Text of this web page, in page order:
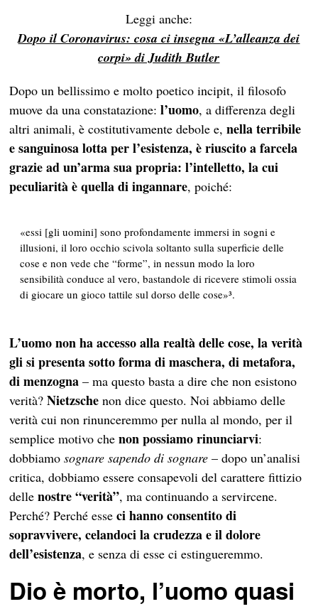
Leggi anche:
Dopo il Coronavirus: cosa ci insegna «L’alleanza dei
corpi» di Judith Butler
Dopo un bellissimo e molto poetico incipit, il filosofo
muove da una constatazione:l’uomo, a differenza degli
altri animali, è costitutivamente debole e,nella terribile
e sanguinosa lotta per l’esistenza, è riuscito a farcela
grazie ad un’arma sua propria: l’intelletto, la cui
peculiarità è quella di ingannare, poiché:
«essi [gli uomini] sono profondamente immersi in sogni e
illusioni, il loro occhio scivola soltanto sulla superficie delle
cose e non vede che “forme”, in nessun modo la loro
sensibilità conduce al vero, bastandole di ricevere stimoli ossia
di giocare un gioco tattile sul dorso delle cose»³.
L’uomo non ha accesso alla realtà delle cose, la verità
gli si presenta sotto forma di maschera, di metafora,
di menzogna – ma questo basta a dire che non esistono
verità?Nietzsche non dice questo. Noi abbiamo delle
verità cui non rinunceremmo per nulla al mondo, per il
semplice motivo chenon possiamo rinunciarvi:
dobbiamosognare sapendo di sognare – dopo un’analisi
critica, dobbiamo essere consapevoli del carattere fittizio
delle nostre “verità”, ma continuando a servircene.
Perché? Perché esseci hanno consentito di
sopravvivere, celandoci la crudezza e il dolore
dell’esistenza, e senza di esse ci estingueremmo.
Dio è morto, l’uomo quasi